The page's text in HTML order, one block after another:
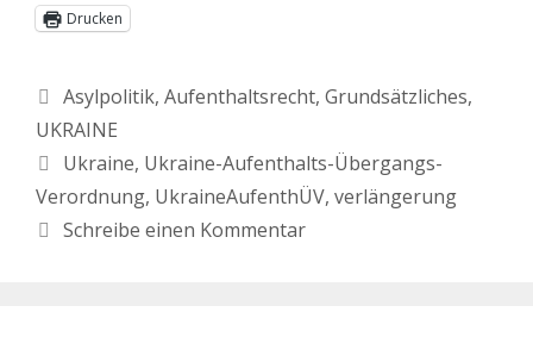
Drucken
Asylpolitik, Aufenthaltsrecht, Grundsätzliches,
UKRAINE
Ukraine, Ukraine-Aufenthalts-Übergangs-
Verordnung, UkraineAufenthÜV, verlängerung
Schreibe einen Kommentar